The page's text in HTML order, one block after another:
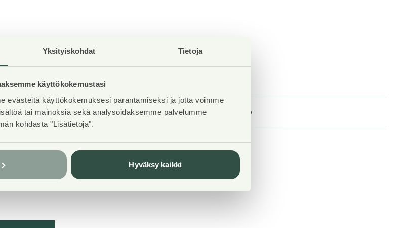
Yksityiskohdat Tietoja
käyttökokemustasi
evästeitä käyttökokemuksesi parantamiseksi ja jotta voimme
tai mainoksia sekä analysoidaksemme palvelumme
kohdasta "Lisätietoja".
Hyväksy kaikki
Kuivaushuone
Kyllä